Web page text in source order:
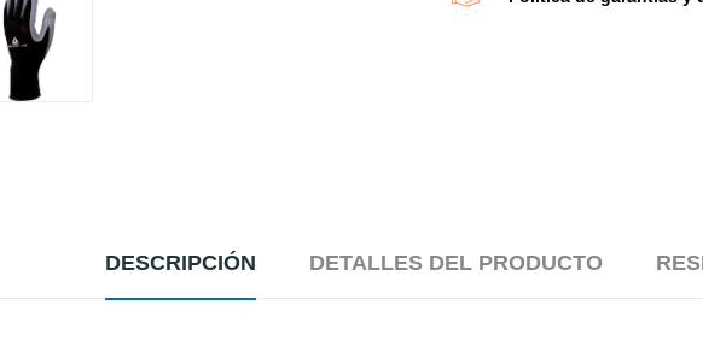
DESCRIPCIÓN DETALLES DEL PRODUCTO